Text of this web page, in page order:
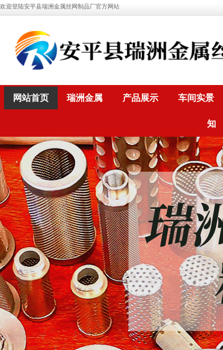
欢迎登陆安平县瑞洲金属丝网制品厂官方网站
网站首页 瑞洲金属 产品展示 车间实景
知